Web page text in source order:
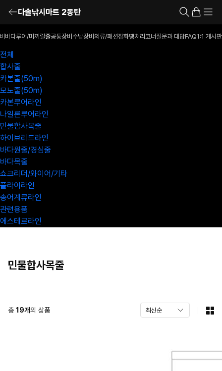
다솔낚시마트 2동탄
바다루어/미끼 릴줄공통장비 수납장비 의류/패션잡화땡처리코너 질문과 대답FAQ1:1 게시판
전체
합사줄
카본줄(50m)
모노줄(50m)
카본루어라인
나일론루어라인
민물합사목줄
하이브리드라인
바다원줄/경심줄
바다목줄
쇼크리더/와이어/기타
플라이라인
송어계류라인
관련용품
에스테르라인
민물합사목줄
총 19개의 상품